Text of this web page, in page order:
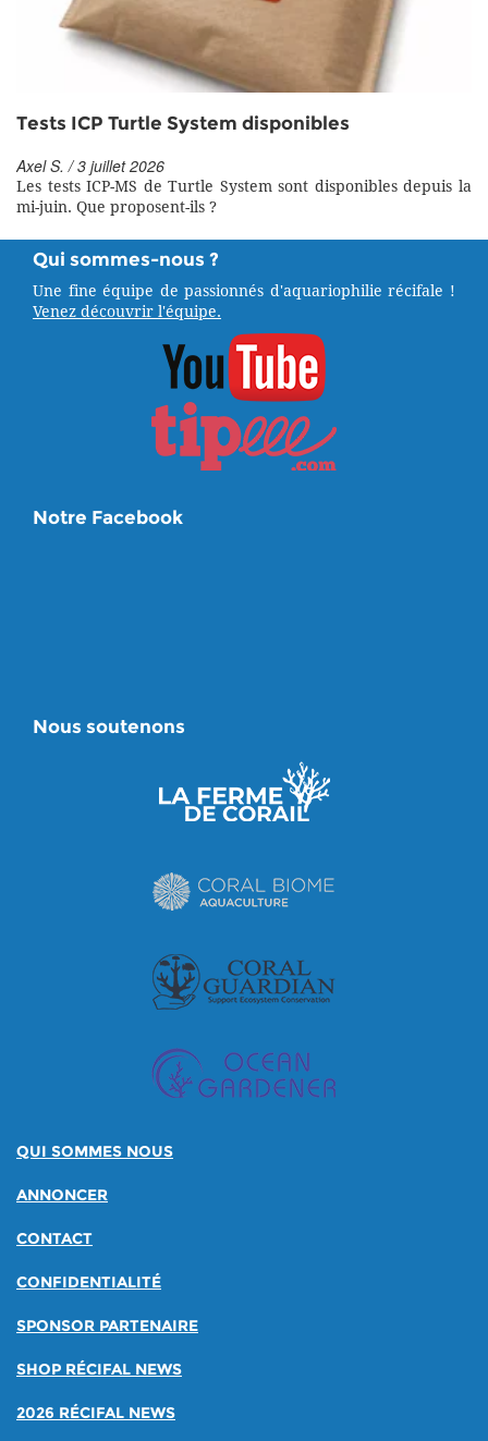
Tests ICP Turtle System disponibles
Axel S. / 3 juillet 2026
Les tests ICP-MS de Turtle System sont disponibles depuis la
mi-juin. Que proposent-ils ?
Qui sommes-nous ?
Une fine équipe de passionnés d'aquariophilie récifale !
Venez découvrir l'équipe.
Notre Facebook
Nous soutenons
QUI SOMMES NOUS
ANNONCER
CONTACT
CONFIDENTIALITÉ
SPONSOR PARTENAIRE
SHOP RÉCIFAL NEWS
2026 RÉCIFAL NEWS